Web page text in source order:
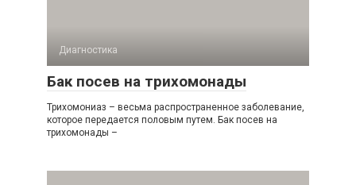
Диагностика
Бак посев на трихомонады
Трихомониаз – весьма распространенное заболевание,
которое передается половым путем. Бак посев на
трихомонады –